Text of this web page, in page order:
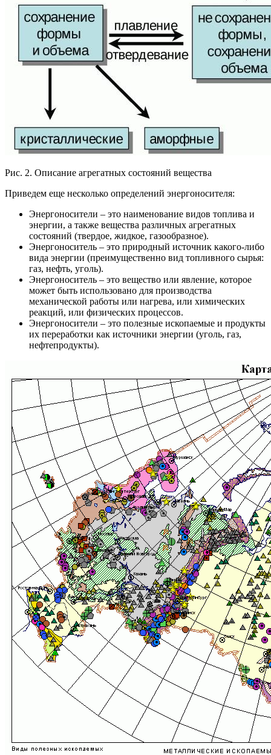
Рис. 2. Описание агрегатных состояний вещества
Приведем еще несколько определений энергоносителя:
Энергоносители – это наименование видов топлива и
энергии, а также вещества различных агрегатных
состояний (твердое, жидкое, газообразное).
Энергоноситель – это природный источник какого-либо
вида энергии (преимущественно вид топливного сырья:
газ, нефть, уголь).
Энергоноситель – это вещество или явление, которое
может быть использовано для производства
механической работы или нагрева, или химических
реакций, или физических процессов.
Энергоносители – это полезные ископаемые и продукты
их переработки как источники энергии (уголь, газ,
нефтепродукты).